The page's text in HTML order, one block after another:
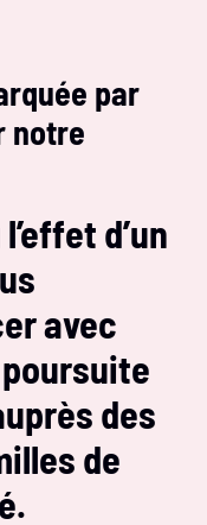
par
notre
d’un
avec
des
de